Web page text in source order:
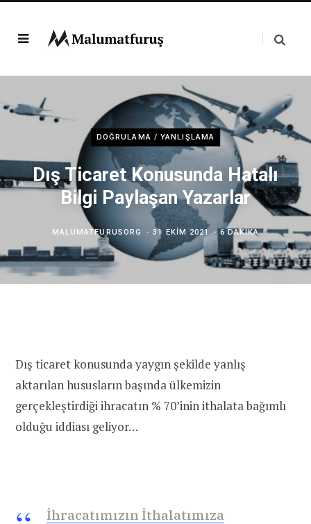
DOĞRULAMA / YANLIŞLAMA
Dış Ticaret Konusunda Hatalı
Bilgi Paylaşan Yazarlar
MALUMATFURUSORG 31 EKIM 2021 6 DAKIKA
Dış ticaret konusunda yaygın şekilde yanlış
aktarılan hususların başında ülkemizin
gerçekleştirdiği ihracatın % 70’inin ithalata bağımlı
olduğu iddiası geliyor…
İhracatımızın İthalatımıza